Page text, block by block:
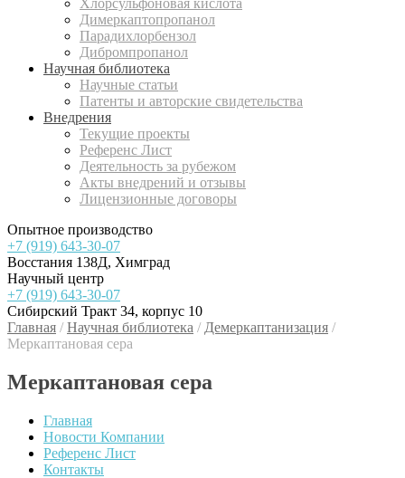
Хлорсульфоновая кислота
Димеркаптопропанол
Парадихлорбензол
Дибромпропанол
Научная библиотека
Научные статьи
Патенты и авторские свидетельства
Внедрения
Текущие проекты
Референс Лист
Деятельность за рубежом
Акты внедрений и отзывы
Лицензионные договоры
Опытное производство
+7 (919) 643-30-07
Восстания 138Д, Химград
Научный центр
+7 (919) 643-30-07
Сибирский Тракт 34, корпус 10
Главная / Научная библиотека / Демеркаптанизация /
Меркаптановая сера
Меркаптановая сера
Главная
Новости Компании
Референс Лист
Контакты